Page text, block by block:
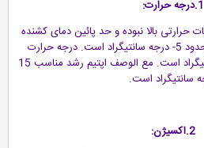
بالا نبوده و حد پائین دمای کشنده
برای قزل آلا و ماهی آزاد درحدود 5- درجه سانتیگراد است. درجه حرارت
مطلوب از 12 تا 16 درجه سانتیگراد است. مع الوصف اپتیم رشد مناسب 15
سانتیگراد است.